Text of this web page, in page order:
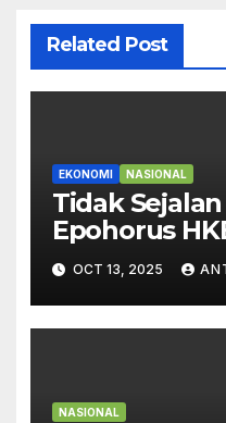
Related Post
EKONOMI NASIONAL
Tidak
Epohorus
Bersikeras
untuk
OCT 13, 2025
NASIONAL